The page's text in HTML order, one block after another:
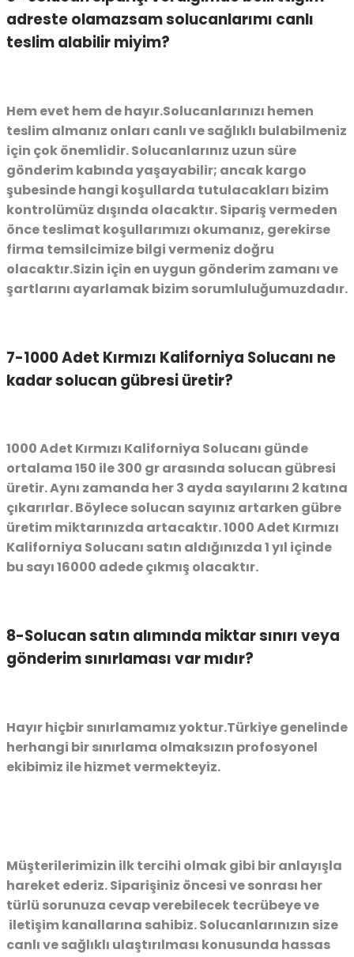
adreste olamazsam solucanlarımı canlı
teslim alabilir miyim?
Hem evet hem de hayır.Solucanlarınızı hemen
teslim almanız onları canlı ve sağlıklı bulabilmeniz
için çok önemlidir. Solucanlarınız uzun süre
gönderim kabında yaşayabilir; ancak kargo
şubesinde hangi koşullarda tutulacakları bizim
kontrolümüz dışında olacaktır. Sipariş vermeden
önce teslimat koşullarımızı okumanız, gerekirse
firma temsilcimize bilgi vermeniz doğru
olacaktır.Sizin için en uygun gönderim zamanı ve
şartlarını ayarlamak bizim sorumluluğumuzdadır.
7-1000 Adet Kırmızı Kaliforniya Solucanı ne
kadar solucan gübresi üretir?
1000 Adet Kırmızı Kaliforniya Solucanı günde
ortalama 150 ile 300 gr arasında solucan gübresi
üretir. Aynı zamanda her 3 ayda sayılarını 2 katına
çıkarırlar. Böylece solucan sayınız artarken gübre
üretim miktarınızda artacaktır. 1000 Adet Kırmızı
Kaliforniya Solucanı satın aldığınızda 1 yıl içinde
bu sayı 16000 adede çıkmış olacaktır.
8-Solucan satın alımında miktar sınırı veya
gönderim sınırlaması var mıdır?
Hayır hiçbir sınırlamamız yoktur.Türkiye genelinde
herhangi bir sınırlama olmaksızın profosyonel
ekibimiz ile hizmet vermekteyiz.
Müşterilerimizin ilk tercihi olmak gibi bir anlayışla
hareket ederiz. Siparişiniz öncesi ve sonrası her
türlü sorunuza cevap verebilecek tecrübeye ve
iletişim kanallarına sahibiz. Solucanlarınızın size
canlı ve sağlıklı ulaştırılması konusunda hassas